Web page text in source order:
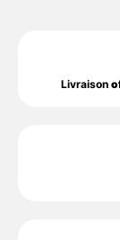
Livraison